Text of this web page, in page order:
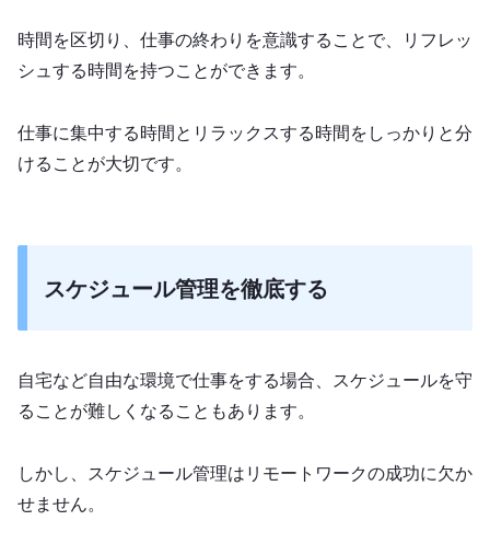
時間を区切り、仕事の終わりを意識することで、リフレッ
シュする時間を持つことができます。
仕事に集中する時間とリラックスする時間をしっかりと分
けることが大切です。
スケジュール管理を徹底する
自宅など自由な環境で仕事をする場合、スケジュールを守
ることが難しくなることもあります。
しかし、スケジュール管理はリモートワークの成功に欠か
せません。